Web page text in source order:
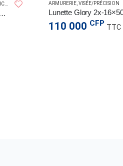
SPERAS LIGHT
Lampe EST MAX 2500LM – 279M
ARMURERIE VISÉE/PRÉCISION
Lunette Glory 2x-
110 000 CFP TTC